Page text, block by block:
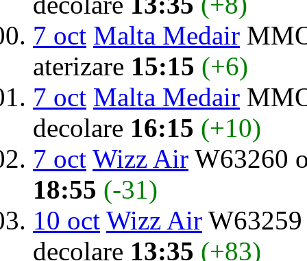
7 oct Malta Medair
aterizare 15:15 (+6)
7 oct Malta Medair
decolare 16:15 (+10)
7 oct Wizz Air W63260
18:55 (-31)
10 oct Wizz Air
decolare 13:35 (+83)